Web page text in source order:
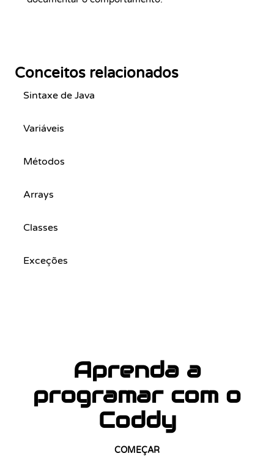
Conceitos relacionados
Sintaxe de Java
Variáveis
Métodos
Arrays
Classes
Exceções
Aprenda a
programar com o
Coddy
COMEÇAR